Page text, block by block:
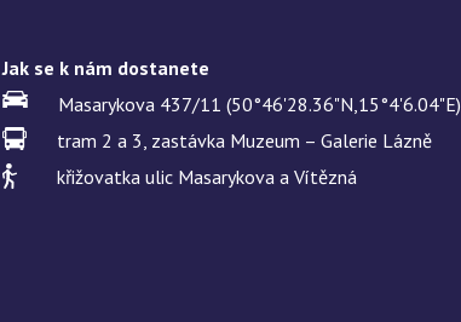
Jak se k nám dostanete
Masarykova 437/11 (50°46'28.36"N,15°4'6.04"E)
tram 2 a 3, zastávka Muzeum – Galerie Lázně
křižovatka ulic Masarykova a Vítězná